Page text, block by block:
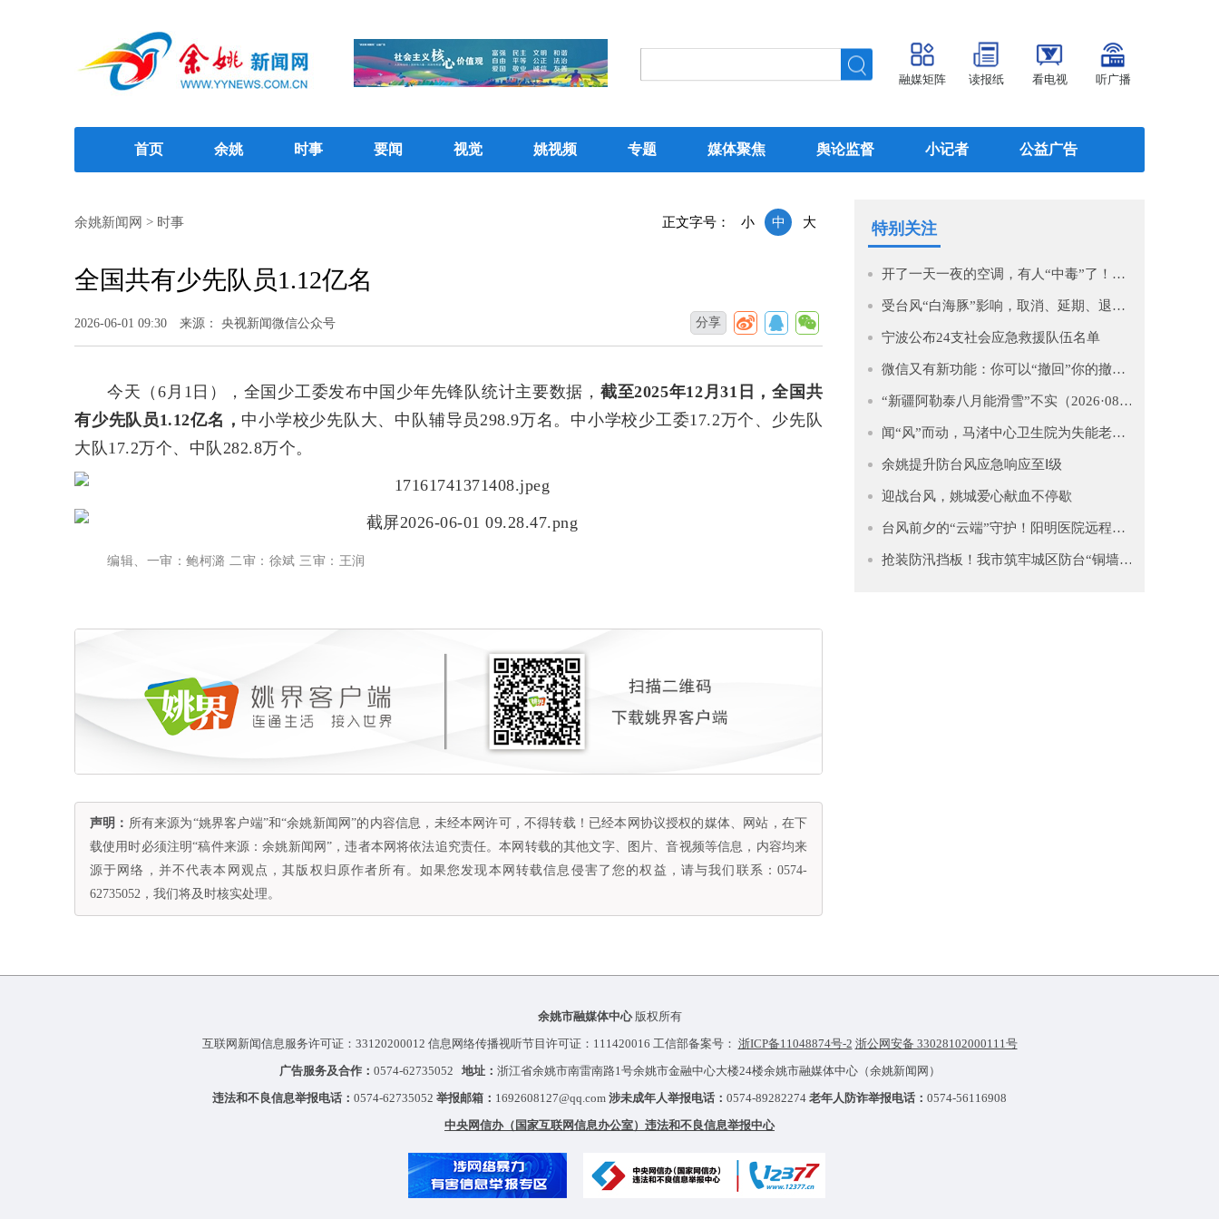
融媒矩阵 读报纸 看电视 听广播
首页 余姚 时事 要闻 视觉 姚视频 专题 媒体聚焦 舆论监督 小记者 公益广告
正文字号： 小 中 大
余姚新闻网 > 时事
全国共有少先队员1.12亿名
2026-06-01 09:30 来源： 央视新闻微信公众号 分享
今天（6月1日），全国少工委发布中国少年先锋队统计主要数据， 截至2025年12月31日，全国共
有少先队员1.12亿名 ， 中小学校少先队大、中队辅导员298.9万名。中小学校少工委17.2万个、少先队
大队17.2万个、中队282.8万个。
编辑、一审：鲍柯潞 二审：徐斌 三审：王润
声明： 所有来源为“姚界客户端”和“余姚新闻网”的内容信息，未经本网许可，不得转载！已经本网协议授权的媒体、网站，在下
载使用时必须注明“稿件来源：余姚新闻网”，违者本网将依法追究责任。本网转载的其他文字、图片、音视频等信息，内容均来
源于网络，并不代表本网观点，其版权归原作者所有。如果您发现本网转载信息侵害了您的权益，请与我们联系：0574-
62735052，我们将及时核实处理。
特别关注
开了一天一夜的空调，有人“中毒”了！医生提醒→
受台风“白海豚”影响，取消、延期、退款！
宁波公布24支社会应急救援队伍名单
微信又有新功能：你可以“撤回”你的撤回了！
“新疆阿勒泰八月能滑雪”不实（2026·08·07）
闻“风”而动，马渚中心卫生院为失能老人提供上门服务
余姚提升防台风应急响应至Ⅰ级
迎战台风，姚城爱心献血不停歇
台风前夕的“云端”守护！阳明医院远程会诊平台山区首试
抢装防汛挡板！我市筑牢城区防台“铜墙铁壁”
余姚市融媒体中心版权所有
互联网新闻信息服务许可证：33120200012 信息网络传播视听节目许可证：111420016 工信部备案号： 浙ICP备11048874号-2 浙公网安备 33028102000111号
广告服务及合作： 0574-62735052 地址： 浙江省余姚市南雷南路1号余姚市金融中心大楼24楼余姚市融媒体中心（余姚新闻网）
违法和不良信息举报电话： 0574-62735052 举报邮箱： 1692608127@qq.com 涉未成年人举报电话： 0574-89282274 老年人防诈举报电话： 0574-56116908
中央网信办（国家互联网信息办公室）违法和不良信息举报中心